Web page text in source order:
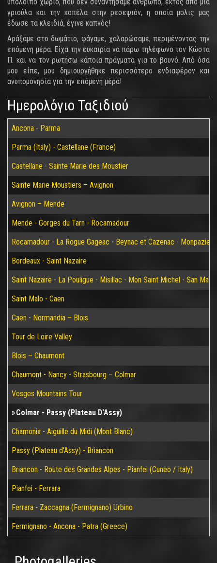
γριούλα και την κοπέλα στην ρεσεψιόν, η οποία μολις μας
έδωσε τα κλειδιά, έγινε καπνός!
Αράξαμε στο δωμάτιο, φάγαμε, χαλαρώσαμε, περιμένοντας την
επόμενη μέρα. Είχα την ευκαιρία να πάρω τηλέφωνο τον Κώστα
Π. και να τον ρωτήσω κάποια πράγματα για το βουνό. Από όσα
μου είπε, μου δημιουργήθηκε περισσότερο ενδιαφέρον και
ανυπομονησία για την επόμενη μέρα!
Ημερολόγιο Ταξιδιού
Ancona - Parma
Parma (Italy) - Castellane (France)
Castellane - Sainte Marie des Moustier
Sainte Marie Moustiers – Avignon
Avignon – Mende
Mende - Gorges du Tarn - Rocamadour
Rocamadour - La Rogue Gageac - Beynac et Cazenac -
Bordeaux - Saint Nazaire
Saint Nazaire - La Pouligue - Misillac - Mon Saint Michel - San Malo
Saint Malo - Caen
Caen - Normandia – Blois
Tour de Loire Valley
Blois – Chaumont
Chaumont - Nancy - Strasbourg – Colmar
Vosges Mountains Tour
Colmar - Passy (Plateau D'Assy)
Chamonix - Aiguille du Midi (Mont Blanc)
Passy (Plateau d'Assy) - Briancon
Briancon - Route des Grandes Alpes - Pianfei (Cuneo / Italy)
Pianfei - Ferrara
Ferrara - Zaccagna (Fermignano) Urbino
Fermignano - Ancona - Patra (Greece)